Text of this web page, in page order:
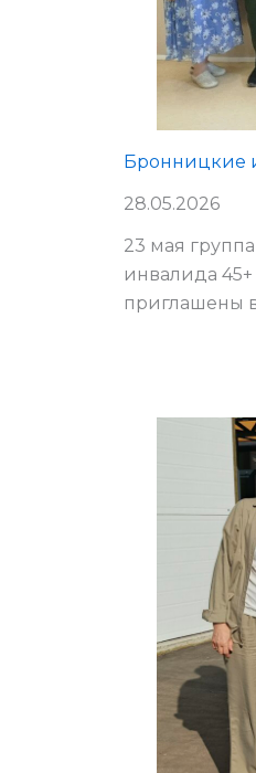
Бронницкие
28.05.2026
23 мая
инвалида
приглашены